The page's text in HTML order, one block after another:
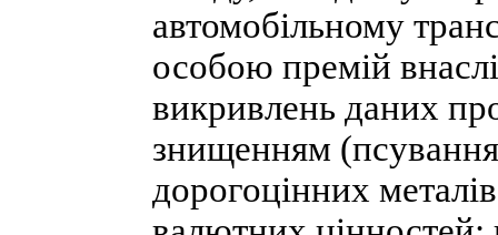
автомобільному
особою премій
викривлень даних
знищенням
дорогоцінних